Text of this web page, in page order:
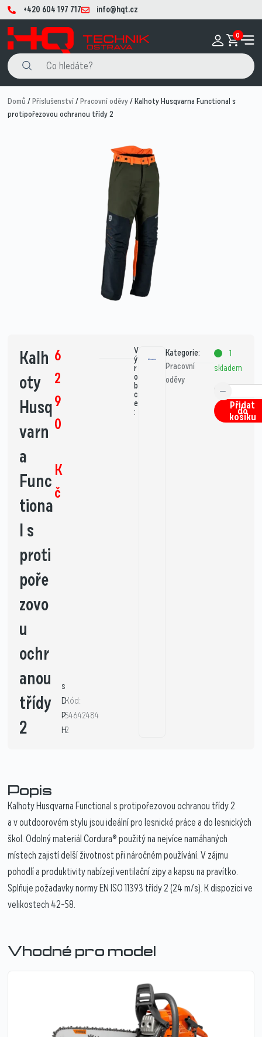
+420 604 197 717 info@hqt.cz
0
Domů /Příslušenství/Pracovní oděvy/ Kalhoty Husqvarna Functional s
protipořezovou ochranou třídy 2
Kalh
oty
Husq
varn
a
Func
tiona
l s
proti
poře
zovo
u
ochr
anou
třídy
2
6
2
9
0
K
č
s
D
P
H
Kód:
54642484
2
V
ý
r
o
b
c
e
:
Kategorie:
Pracovní
oděvy
1
skladem
Přidat
do
košíku
Popis
Kalhoty Husqvarna Functional s protipořezovou ochranou třídy 2
a v outdoorovém stylu jsou ideální pro lesnické práce a do lesnických
škol. Odolný materiál Cordura® použitý na nejvíce namáhaných
místech zajistí delší životnost při náročném používání. V zájmu
pohodlí a produktivity nabízejí ventilační zipy a kapsu na pravítko.
Splňuje požadavky normy EN ISO 11393 třídy 2 (24 m/s). K dispozici ve
velikostech 42–58.
Vhodné pro model